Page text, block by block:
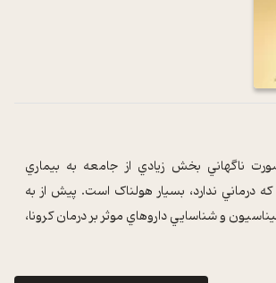
ناگهاني بخش زيادي از جامعه به بيماري
درماني ندارد، بسيار هولناک است. پيش از به
و شناسايي داروهاي موثر بر درمان کرونا،